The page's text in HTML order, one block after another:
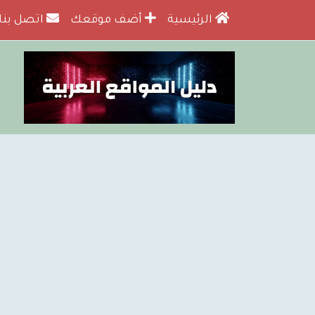
الرئيسية أضف موقعك اتصل بنا